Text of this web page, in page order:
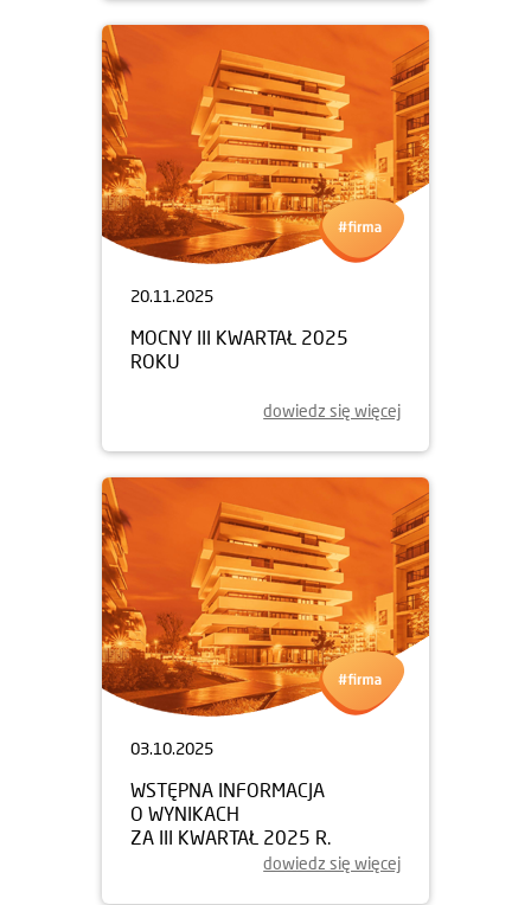
20.11.2025
MOCNY III KWARTAŁ 2025
ROKU
dowiedz się więcej
03.10.2025
WSTĘPNA INFORMACJA
O WYNIKACH
ZA III KWARTAŁ 2025 R.
dowiedz się więcej